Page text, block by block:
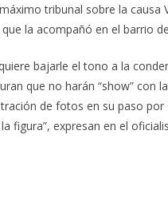
tribunal sobre la
la acompañó en el barrio
bajarle el tono a la
que no harán “show” con
de fotos en su paso
figura”, expresan en el